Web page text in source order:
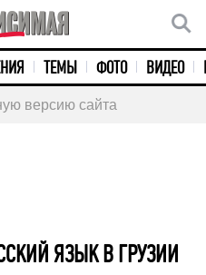
ТЕМЫ ФОТО ВИДЕО
версию сайта
ЯЗЫК В ГРУЗИИ